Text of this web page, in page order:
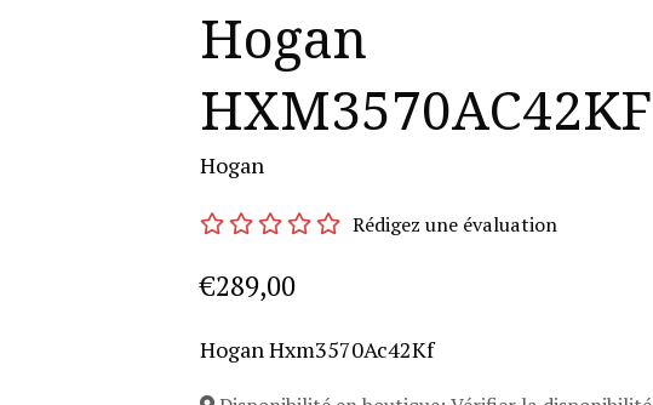
Hogan
HXM3570AC42KF
Hogan
Rédigez une évaluation
€289,00
Hogan Hxm3570Ac42Kf